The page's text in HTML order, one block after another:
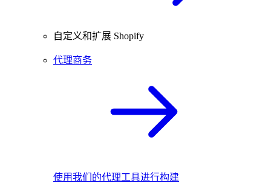
自定义和扩展 Shopify
代理商务
使用我们的代理工具进行构建